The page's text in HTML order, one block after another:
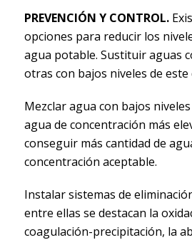
PREVENCIÓN Y CONTROL.
opciones para reducir los
agua potable. Sustituir aguas
otras con bajos niveles de este
Mezclar agua con bajos
agua de concentración más
conseguir más cantidad de
concentración aceptable.
Instalar sistemas de
entre ellas se destacan la
coagulación-precipitación, la